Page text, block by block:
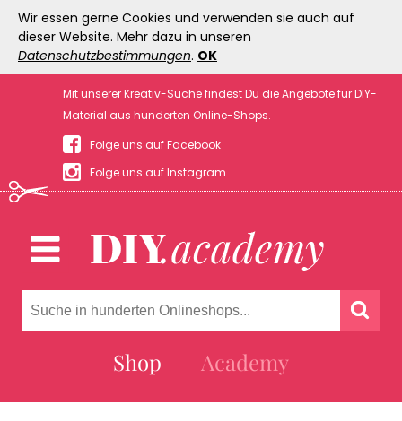
Wir essen gerne Cookies und verwenden sie auch auf
dieser Website. Mehr dazu in unseren
Datenschutzbestimmungen. OK
Mit unserer Kreativ-Suche findest Du die Angebote für DIY-
Material aus hunderten Online-Shops.
Folge uns auf Facebook
Folge uns auf Instagram
Shop Academy